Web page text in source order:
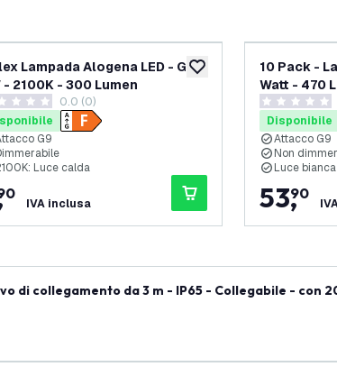
desideri aggiungi alla lista desideri
Lampada Alogena LED - G9 -
- 2100K - 300 Lumen
di valutazione
0.0 (0)
G9
Luce calda
IVA inclusa
10 Pack -
Watt - 470
0 stelle di
Disponibile
Attacco G9
Non
Luce
53,
90
di collegamento da 3 m - IP65 - Collegabile - con